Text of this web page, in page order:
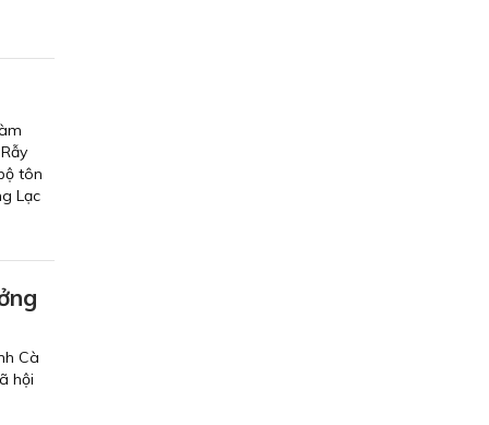
tôn
Lạc
Cà
hội